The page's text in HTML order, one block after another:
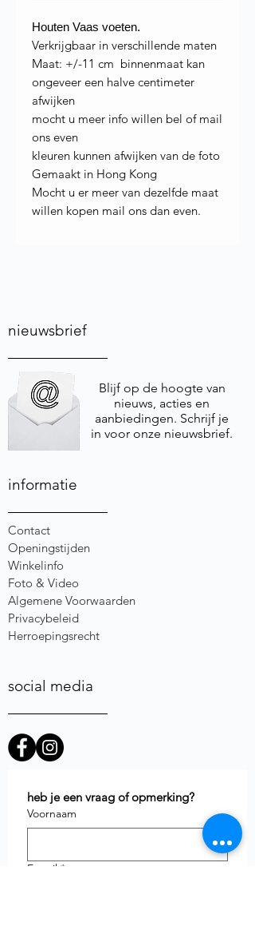
Houten Vaas voeten.
Verkrijgbaar in verschillende maten
Maat: +/-11 cm binnenmaat kan
ongeveer een halve centimeter
afwijken
mocht u meer info willen bel of mail
ons even
kleuren kunnen afwijken van de foto
Gemaakt in Hong Kong
Mocht u er meer van dezelfde maat
willen kopen mail ons dan even.
nieuwsbrief
Blijf op de hoogte van
nieuws, acties en
aanbiedingen. Schrijf je
in voor onze nieuwsbrief.
informatie
Contact
Openingstijden
Winkelinfo
Foto & Video
Algemene Voorwaarden
Privacybeleid
Herroepingsrecht
social media
heb je een vraag of opmerking?
Voornaam
E-mail *